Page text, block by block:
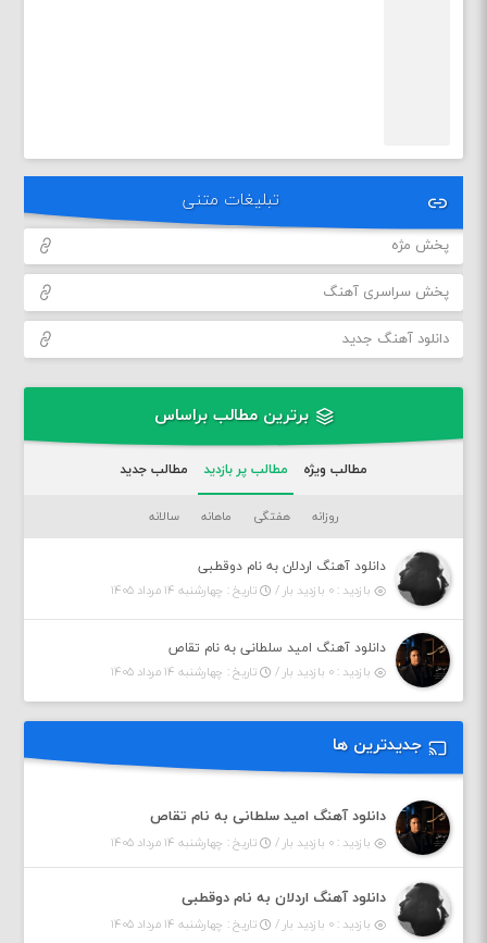
تبلیغات متنی
پخش مژه
پخش سراسری آهنگ
دانلود آهنگ جدید
برترین مطالب براساس
مطالب ویژه مطالب پر بازدید مطالب جدید
روزانه هفتگی ماهانه سالانه
دانلود آهنگ اردلان به نام دوقطبی
بازدید : ۰ بازدید بار /
تاریخ : چهارشنبه ۱۴ مرداد ۱۴۰۵
دانلود آهنگ امید سلطانی به نام تقاص
بازدید : ۰ بازدید بار /
تاریخ : چهارشنبه ۱۴ مرداد ۱۴۰۵
جدیدترین ها
دانلود آهنگ امید سلطانی به نام تقاص
بازدید : ۰ بازدید بار / تاریخ : چهارشنبه ۱۴ مرداد ۱۴۰۵
دانلود آهنگ اردلان به نام دوقطبی
بازدید : ۰ بازدید بار / تاریخ : چهارشنبه ۱۴ مرداد ۱۴۰۵